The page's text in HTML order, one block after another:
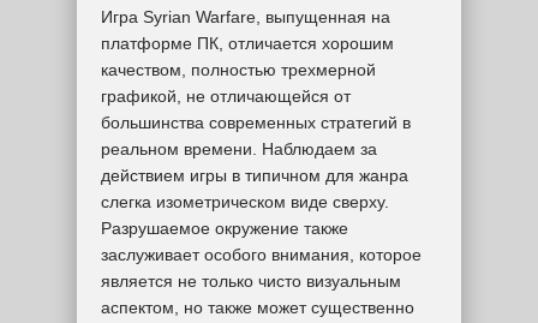
Игра Syrian Warfare, выпущенная на
платформе ПК, отличается хорошим
качеством, полностью трехмерной
графикой, не отличающейся от
большинства современных стратегий в
реальном времени. Наблюдаем за
действием игры в типичном для жанра
слегка изометрическом виде сверху.
Разрушаемое окружение также
заслуживает особого внимания, которое
является не только чисто визуальным
аспектом, но также может существенно